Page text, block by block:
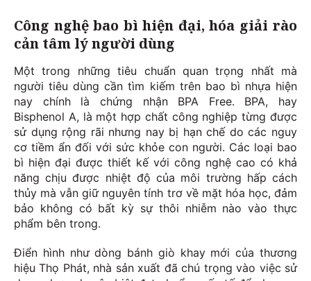
Công nghệ bao bì hiện đại, hóa giải rào
cản tâm lý người dùng
Một trong những tiêu chuẩn quan trọng nhất mà
người tiêu dùng cần tìm kiếm trên bao bì nhựa hiện
nay chính là chứng nhận BPA Free. BPA, hay
Bisphenol A, là một hợp chất công nghiệp từng được
sử dụng rộng rãi nhưng nay bị hạn chế do các nguy
cơ tiềm ẩn đối với sức khỏe con người. Các loại bao
bì hiện đại được thiết kế với công nghệ cao có khả
năng chịu được nhiệt độ của môi trường hấp cách
thủy mà vẫn giữ nguyên tính trơ về mặt hóa học, đảm
bảo không có bất kỳ sự thôi nhiễm nào vào thực
phẩm bên trong.
Điển hình như dòng bánh giò khay mới của thương
hiệu Thọ Phát, nhà sản xuất đã chú trọng vào việc sử